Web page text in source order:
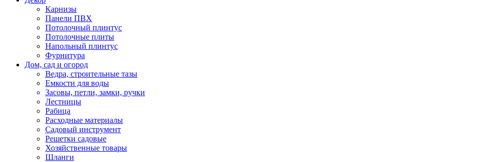
Карнизы
Панели ПВХ
Потолочный плинтус
Потолочные плиты
Напольный плинтус
Фурнитура
Дом, сад и огород
Ведра, строительные тазы
Емкости для воды
Засовы, петли, замки, ручки
Лестницы
Рабица
Расходные материалы
Садовый инструмент
Решетки садовые
Хозяйственные товары
Шланги